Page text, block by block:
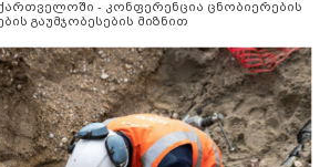
- კონფერენცია ცნობიერების
გაუმჯობესების მიზნით